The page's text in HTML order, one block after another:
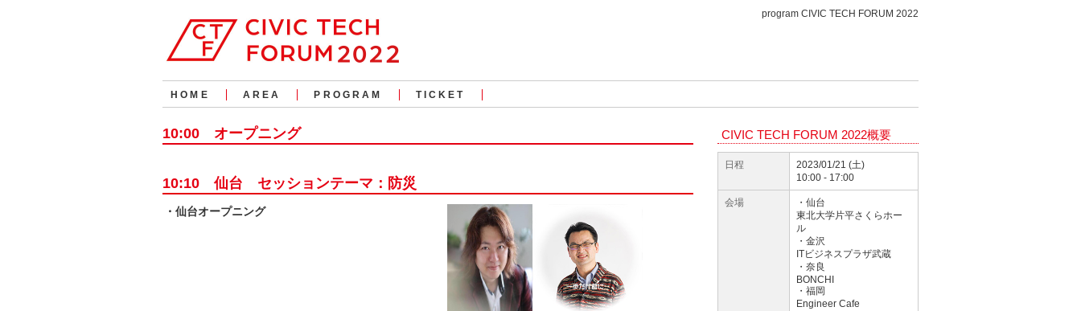
program CIVIC TECH FORUM 2022
HOME AREA PROGRAM TICKET
10:00 オープニング
10:10 仙台 セッションテーマ：防災
・仙台オープニング
CIVIC TECH FORUM 2022概要
日程
2023/01/21 (土)
10:00 - 17:00
会場
・仙台
東北大学片平さくらホー
ル
・金沢
ITビジネスプラザ武蔵
・奈良
BONCHI
・福岡
Engineer Cafe